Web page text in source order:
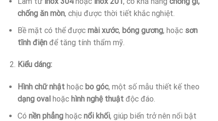
chống ăn mòn, chịu được thời tiết khắc nghiệt.
Bề mặt có thể được mài xước, bóng gương, hoặc sơn
tĩnh điệnđể tăng tính thẩm mỹ.
Kiểu dáng:
Hình chữ nhậthoặc bo góc, một số mẫu thiết kế theo
dạng oval hoặc hình nghệ thuậtđộc đáo.
Có nền phẳnghoặc nổi khối, giúp biển trở nên nổi bật